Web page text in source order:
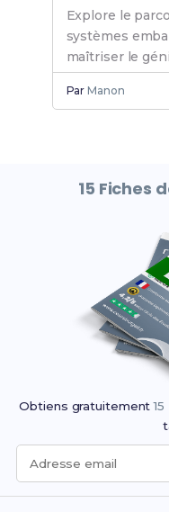
Explore le
systèmes
maîtriser le
carrière dans
ParManon
15 Fiches
Obtiens gratuitement
Adresse email